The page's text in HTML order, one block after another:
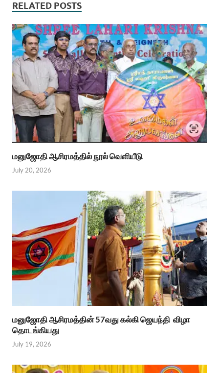
RELATED POSTS
மனுஜோதி ஆசிரமத்தில் நூல் வெளியீடு
July 20, 2026
மனுஜோதி ஆசிரமத்தின் 57வது கல்கி ஜெயந்தி விழா
தொடங்கியது
July 19, 2026